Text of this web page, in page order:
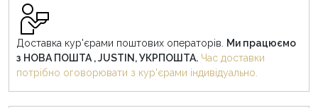
Доставка кур'єрами поштових операторів. Ми працюємо
з НОВА ПОШТА , JUSTIN, УКРПОШТА. Час доставки
потрібно оговорювати з кур'єрами індивідуально.